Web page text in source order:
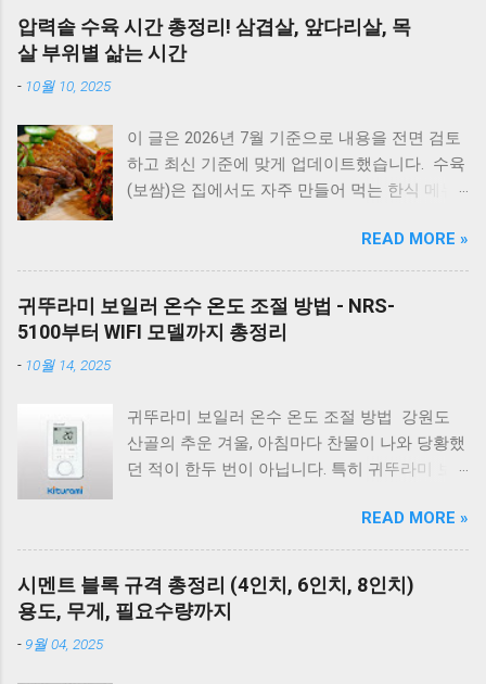
조절기의 설정이 올바른지 확인해보세요. 상세
코드는 아래에서 확인할 수 있습니다. E1부터 EF
까지 모든 대우보일러(알토엔대우) 에러코드의
드 E1~EF 원인과 해결법 (AS 전 자가점검, 수리
비) 🚨 잠깐! AS 부르기 전 이것만은 확인하세
요! 에러코드 E1 - 단수나 동파를 확인하세요.
드 E2 - 가스 밸브가 잠겨있지 않나요? 가스레인
지를 켜서 가스가 공급되는지 먼저 확인하세요.
리셋의 마법 - 코드를 뽑고 5분 뒤 다시 꽂는 것
만으로도 단순 센서 오류의 70%는 해결됩니다.
방법 E1 원인 : 물 부족, 단수, 동파 확인 : 급수밸
브·단수 여부 확인 조치 : 물 보충 후 리셋 ※ 반
복되면 AS 점검 E2 원인 : 불완전 연소, 가스 공
급 이상 확인 : 가스밸브, 가스레인지 작동 여부
조치 : 가스 확인 후 리셋 E3 원인 : 과열(비등) 확
인 : 배기구 이물질 확인 조치 : 막힌 부분 제거
E5 원인 : 이상 불꽃 감지 조치 : 전원 리셋 ※ 계
압력솥 수육 시간 총정리! 삼겹살, 앞다리살, 목
살 부위별 삶는 시간
- 10월 10, 2025
이 글은 2026년 7월 기준으로 내용을 전면 검토
하고 최신 기준에 맞게 업데이트했습니다. 수육
(보쌈)은 집에서도 자주 만들어 먹는 한식 메뉴
때문에 선뜻 도전하지 못하는 분들도 많습니다.
그런데 압력솥 을 사용하면 삶는 시간을 줄이면
서도 고기를 부드럽고 촉촉하게 익힐 수 있습니
다. 압력솥 수육 시간은 돼지고기 부위에 따라
달라집니다. 압력솥의 '추'가가 흔들린 뒤 삼겹살
솥을 사용하면 일반 냄비보다 조리 시간이 훨씬
짧아지면서도 촉촉한 수육과 보쌈을 만들 수 있
습니다. 하지만 부위와 두께에 따라 시간을 조금
는 시간은 물론 압력솥 보쌈 시간, 압력밥솥 수
육, 전기압력밥솥 수육 조리시간, 물의 양과 자
연 김빼기 시간까지 정리해 보았습니다. 바로 아
래 표만 확인해도 내 고기에 맞는 시간을 바로
READ MORE »
귀뚜라미 보일러 온수 온도 조절 방법 - NRS-
5100부터 WIFI 모델까지 총정리
- 10월 14, 2025
귀뚜라미 보일러 온수 온도 조절 방법 강원도
산골의 추운 겨울, 아침마다 찬물이 나와 당황했
던 적이 한두 번이 아닙니다. 특히 귀뚜라미 보
곤 했는데요. 저처럼 고생하시는 분들을 위해 제
가 직접 확인한 모델별 조절법을 정리했습니다.
겨울철 샤워하려고 물을 틀었는데 갑자기 찬물
이 나오거나 너무 뜨거워서 당황하신 적 있으시
죠? 귀뚜라미 보일러는 모델마다 온도 조절 방
READ MORE »
시멘트 블록 규격 총정리 (4인치, 6인치, 8인치)
용도, 무게, 필요수량까지
- 9월 04, 2025